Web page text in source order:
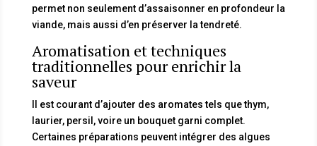
permet non seulement d’assaisonner en profondeur la
viande, mais aussi d’en préserver la tendreté.
Aromatisation et techniques
traditionnelles pour enrichir la
saveur
Il est courant d’ajouter des aromates tels que thym,
laurier, persil, voire un bouquet garni complet.
Certaines préparations peuvent intégrer des algues